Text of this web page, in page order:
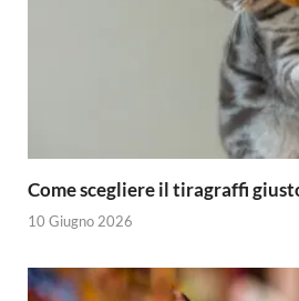
Come scegliere il tiragraffi
10 Giugno 2026